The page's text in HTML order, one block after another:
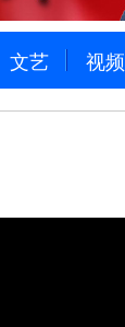
文艺 视频